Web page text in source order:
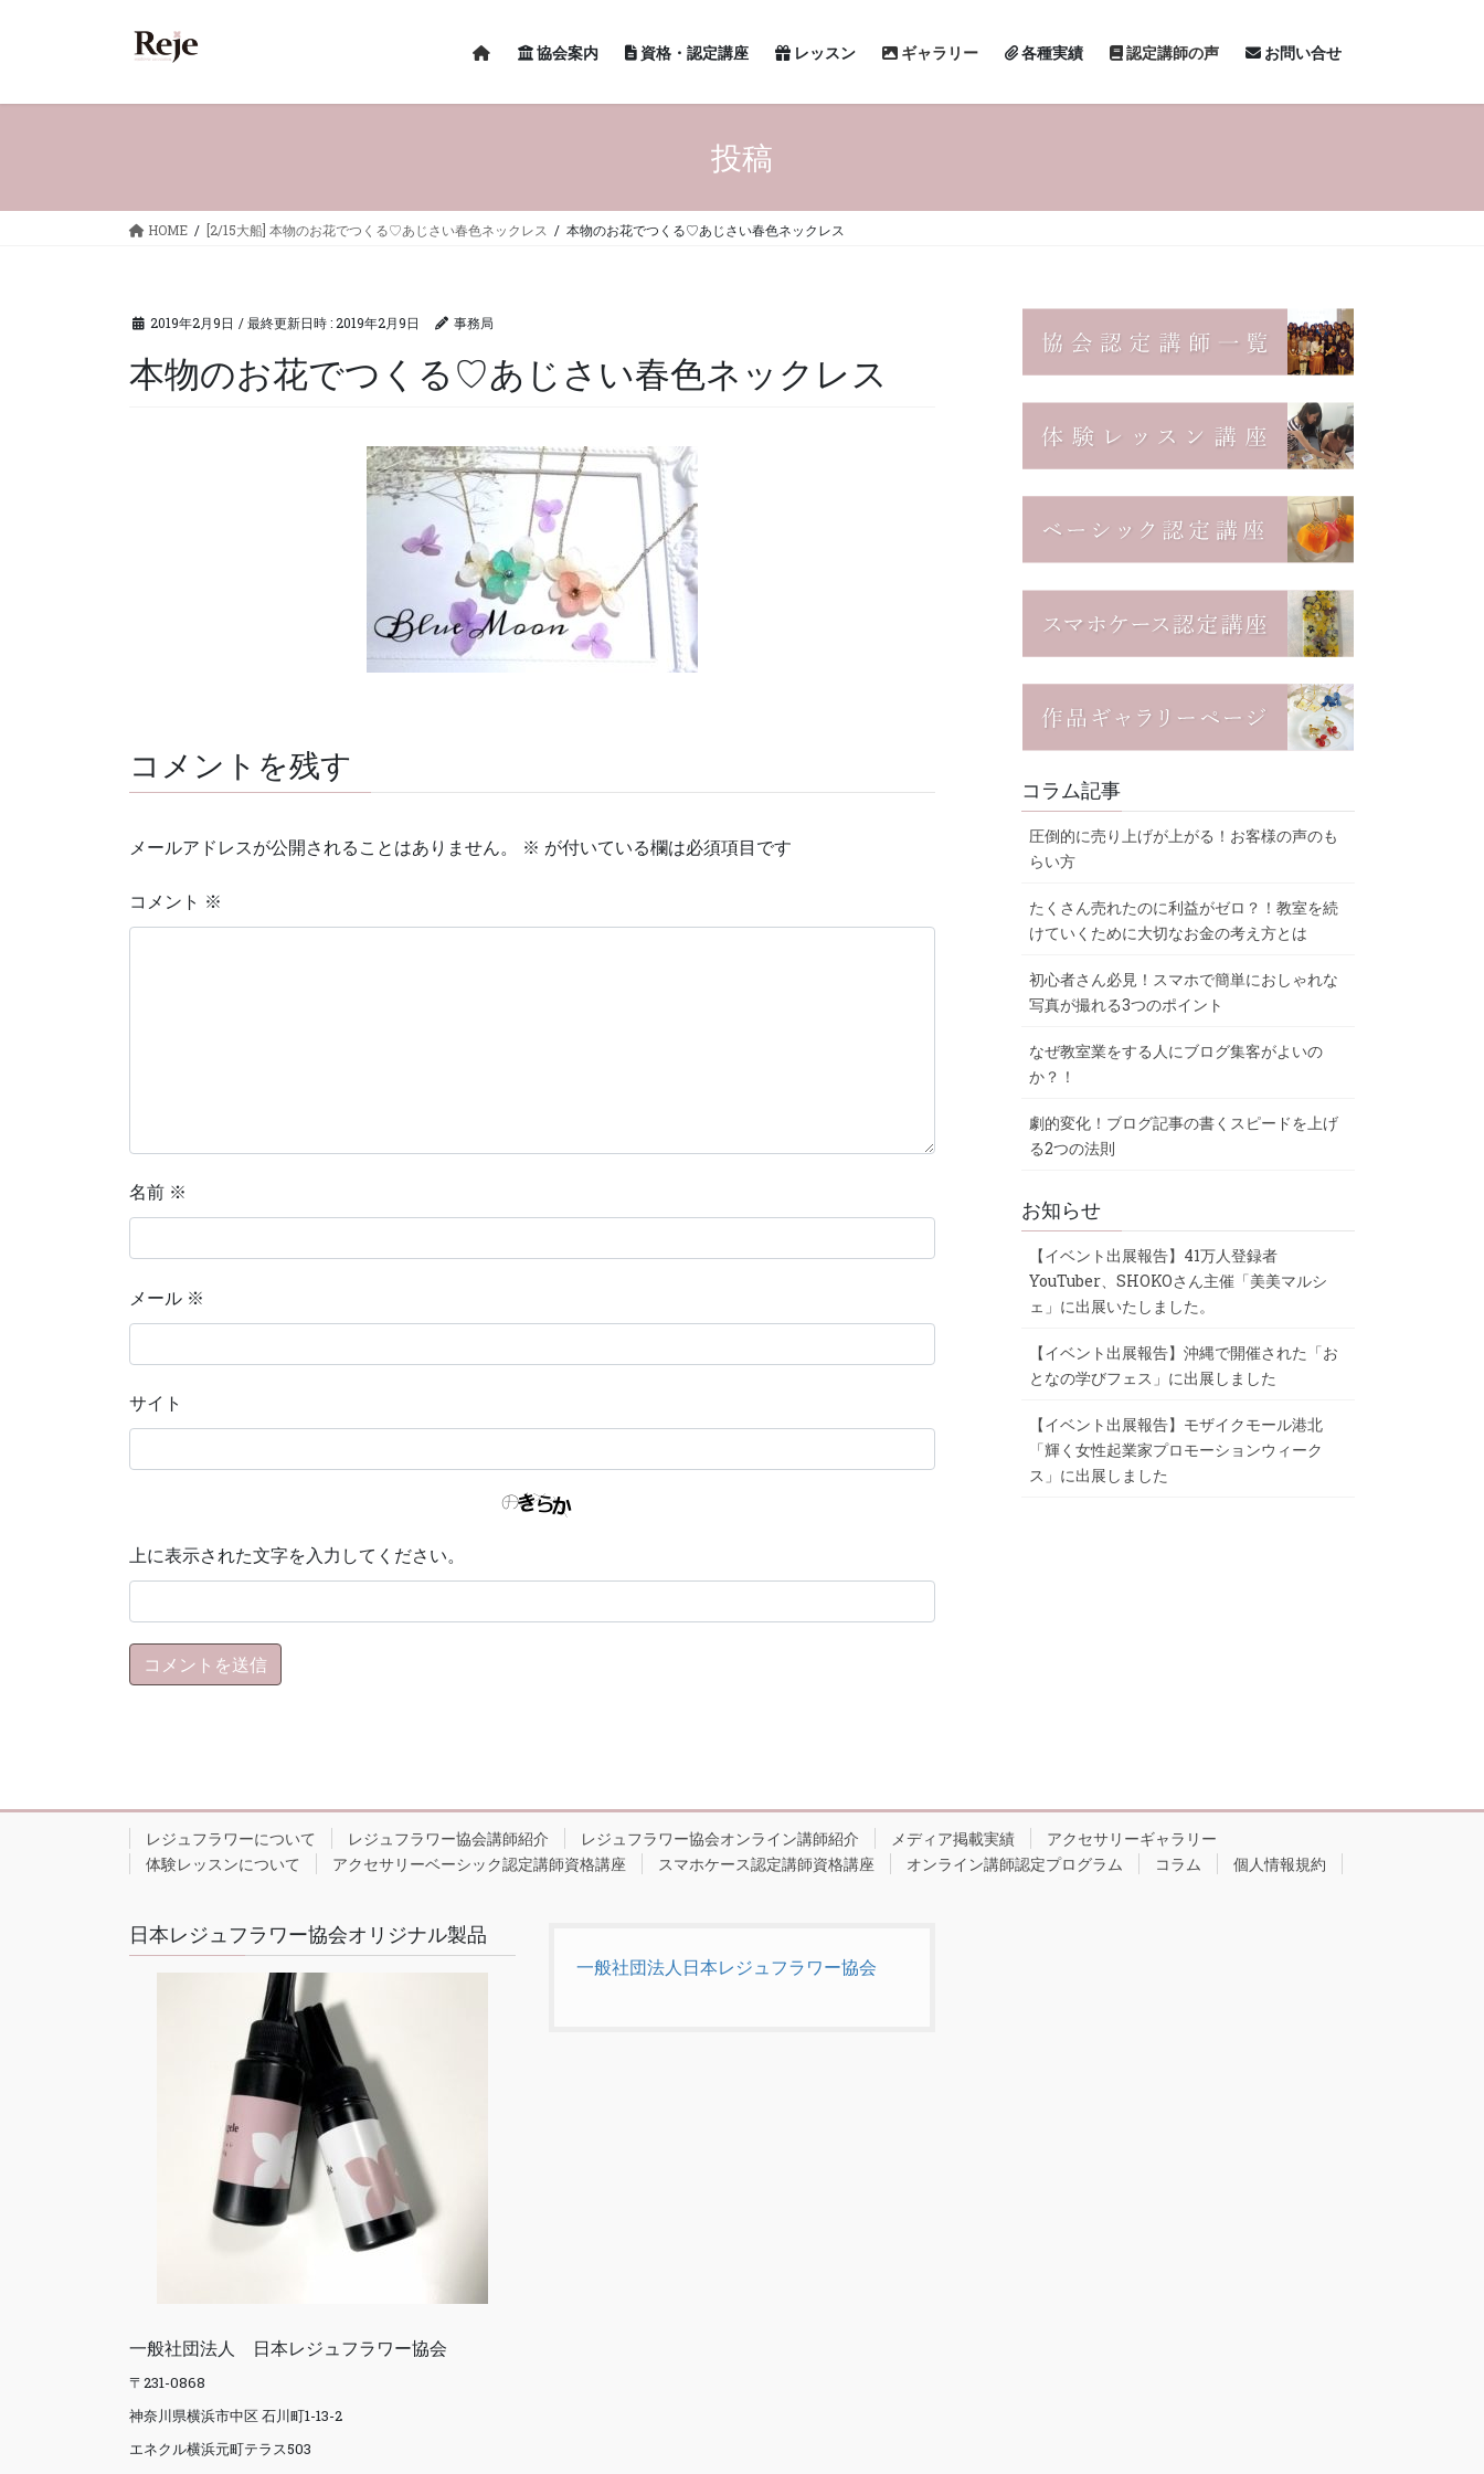
協会案内 資格・認定講座 レッスン ギャラリー 各種実績 認定講師の声 お問い合せ
投稿
HOME [2/15大船] 本物のお花でつくる♡あじさい春色ネックレス 本物のお花でつくる♡あじさい春色ネックレス
2019年2月9日 / 最終更新日時 : 2019年2月9日 事務局
本物のお花でつくる♡あじさい春色ネックレス
コメントを残す
メールアドレスが公開されることはありません。 ※ が付いている欄は必須項目です
コメント ※
名前 ※
メール ※
サイト
上に表示された文字を入力してください。
コラム記事
圧倒的に売り上げが上がる！お客様の声のも
らい方
たくさん売れたのに利益がゼロ？！教室を続
けていくために大切なお金の考え方とは
初心者さん必見！スマホで簡単におしゃれな
写真が撮れる3つのポイント
なぜ教室業をする人にブログ集客がよいの
か？！
劇的変化！ブログ記事の書くスピードを上げ
る2つの法則
お知らせ
【イベント出展報告】41万人登録者
YouTuber、SHOKOさん主催「美美マルシ
ェ」に出展いたしました。
【イベント出展報告】沖縄で開催された「お
となの学びフェス」に出展しました
【イベント出展報告】モザイクモール港北
「輝く女性起業家プロモーションウィーク
ス」に出展しました
レジュフラワーについて レジュフラワー協会講師紹介 レジュフラワー協会オンライン講師紹介 メディア掲載実績
アクセサリーギャラリー
体験レッスンについて
アクセサリーベーシック認定講師資格講座 スマホケース認定講師資格講座 オンライン講師認定プログラム コラム 個人情報規約
日本レジュフラワー協会オリジナル製品
一般社団法人 日本レジュフラワー協会
〒231-0868
神奈川県横浜市中区 石川町1-13-2
エネクル横浜元町テラス503
一般社団法人日本レジュフラワー協会